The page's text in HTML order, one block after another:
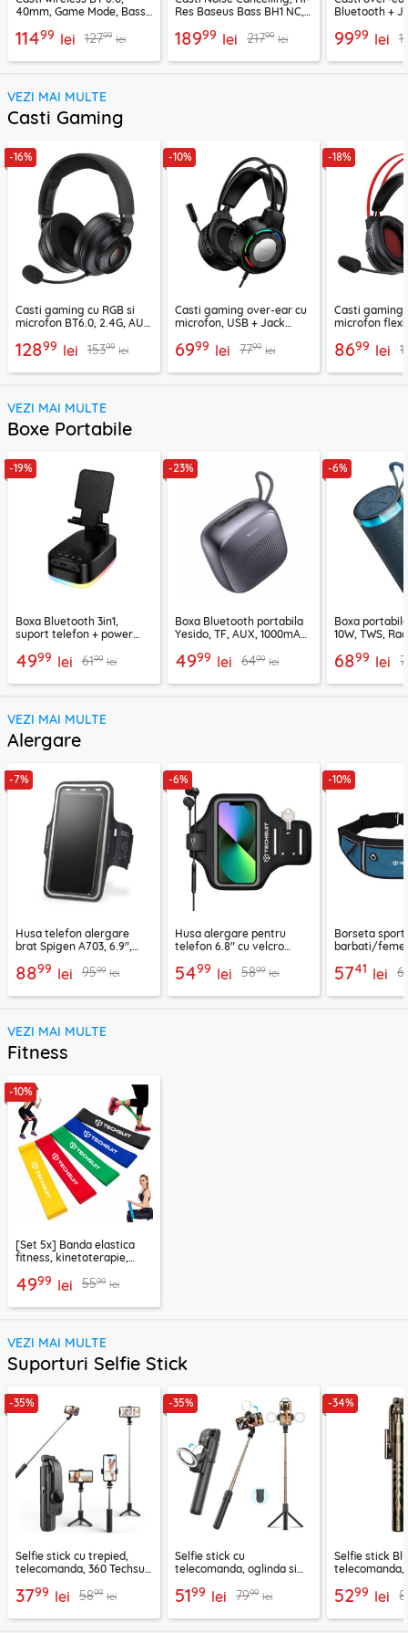
40mm, Game Mode, Bass
11499 lei 12799 lei
Res Baseus Bass BH1 NC,
18999 lei 21799 lei
Bluetooth +
9999 lei
VEZI MAI MULTE
Casti Gaming
-16%
Casti gaming cu RGB si
microfon BT6.0, 2.4G, AUX
12899 lei 15399 lei
-10%
Casti gaming over-ear cu
microfon, USB + Jack
BO112
6999 lei 7799 lei
-18%
Casti gaming
microfon
8699 lei
VEZI MAI MULTE
Boxe Portabile
-19%
Boxa Bluetooth 3in1,
suport telefon + power
BR200
4999 lei 6199 lei
-23%
Boxa Bluetooth portabila
Yesido, TF, AUX, 1000mAh,
4999 lei 6499 lei
-6%
Boxa
10W, TWS,
6899 lei
VEZI MAI MULTE
Alergare
-7%
Husa telefon alergare
brat Spigen A703, 6.9",
8899 lei 9599 lei
-6%
Husa alergare pentru
telefon 6.8" cu velcro
5499 lei 5899 lei
-10%
Borseta
barbati/femei
5741 lei
VEZI MAI MULTE
Fitness
-10%
[Set 5x] Banda elastica
fitness, kinetoterapie,
4999 lei 5599 lei
VEZI MAI MULTE
Suporturi Selfie Stick
-35%
Selfie stick cu trepied,
telecomanda, 360 Techsuit
3799 lei 5899 lei
-35%
Selfie stick cu
telecomanda, oglinda si
5199 lei 7999 lei
-34%
Selfie stick
telecomanda,
5299 lei